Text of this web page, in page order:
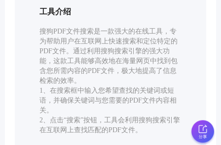
视频工具
工具介绍
搜狗PDF文件搜索是一款强大的在线工具，专
为帮助用户在互联网上快速搜索和定位特定的
PDF文件。通过利用搜狗搜索引擎的强大功
能，这款工具能够高效地在海量网页中找到包
含您所需内容的PDF文件，极大地提高了信息
检索的效率。
1、在搜索框中输入您希望查找的关键词或短
语，并确保关键词与您需要的PDF文件内容相
关。
2、点击“搜索”按钮，工具会利用搜狗搜索引擎
在互联网上查找匹配的PDF文件。